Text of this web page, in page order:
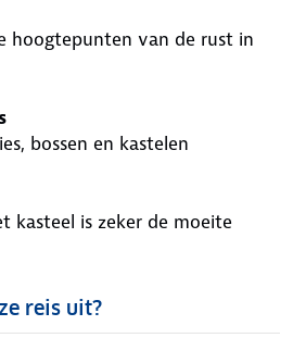
hoogtepunten van de rust in
bossen en kastelen
kasteel is zeker de moeite
reis uit?